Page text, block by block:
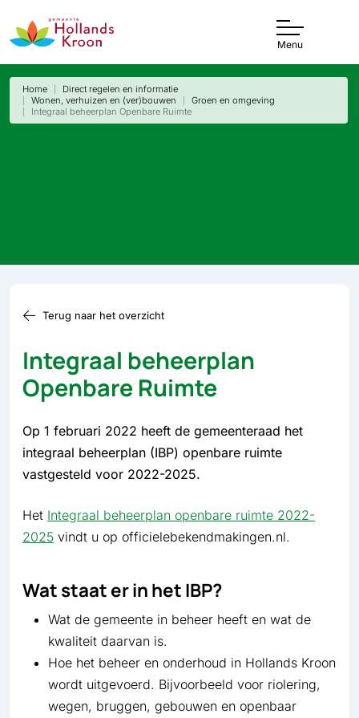
Menu
Home
Direct regelen en informatie
Wonen, verhuizen en (ver)bouwen
Groen en omgeving
Integraal beheerplan Openbare Ruimte
Terug naar het overzicht
Integraal beheerplan
Openbare Ruimte
Op 1 februari 2022 heeft de gemeenteraad het
integraal beheerplan (IBP) openbare ruimte
vastgesteld voor 2022-2025.
Het Integraal beheerplan openbare ruimte 2022-
2025 vindt u op officielebekendmakingen.nl.
Wat staat er in het IBP?
Wat de gemeente in beheer heeft en wat de
kwaliteit daarvan is.
Hoe het beheer en onderhoud in Hollands Kroon
wordt uitgevoerd. Bijvoorbeeld voor riolering,
wegen, bruggen, gebouwen en openbaar